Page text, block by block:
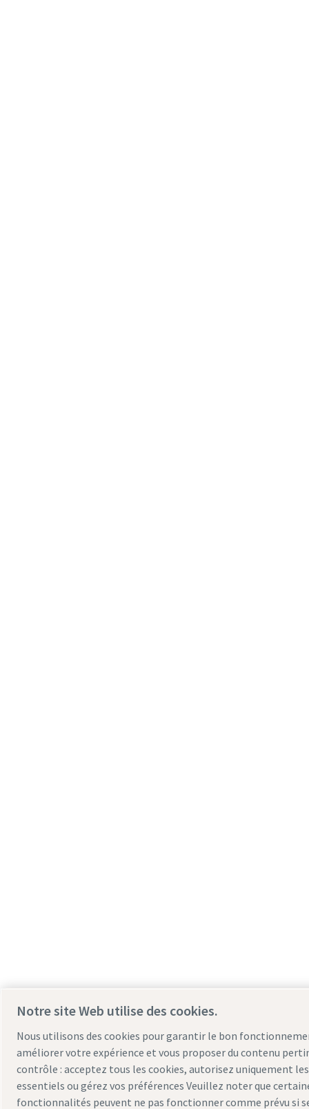
Notre site Web utilise des cookies.
Nous utilisons des cookies pour garantir le bon
améliorer votre expérience et vous proposer du contenu
contrôle : acceptez tous les cookies, autorisez uniquement
essentiels ou gérez vos préférences Veuillez noter que
fonctionnalités peuvent ne pas fonctionner comme prévu si